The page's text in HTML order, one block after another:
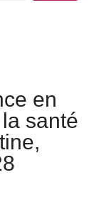
en
santé